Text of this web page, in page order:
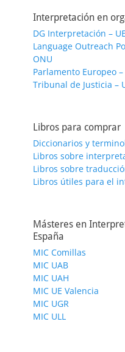
Interpretación en
DG Interpretación – UE
Language Outreach
ONU
Parlamento Europeo
Tribunal de Justicia –
Libros para comprar
Diccionarios y
Libros sobre
Libros sobre
Libros útiles para el
Másteres en
España
MIC Comillas
MIC UAB
MIC UAH
MIC UE Valencia
MIC UGR
MIC ULL